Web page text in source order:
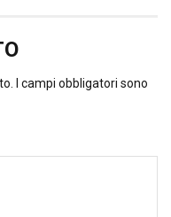
I campi obbligatori sono